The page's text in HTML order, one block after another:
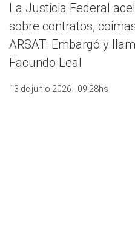
La Justicia Federal
sobre contratos,
ARSAT. Embargó y
Facundo Leal
13 de junio 2026 - 09:28hs